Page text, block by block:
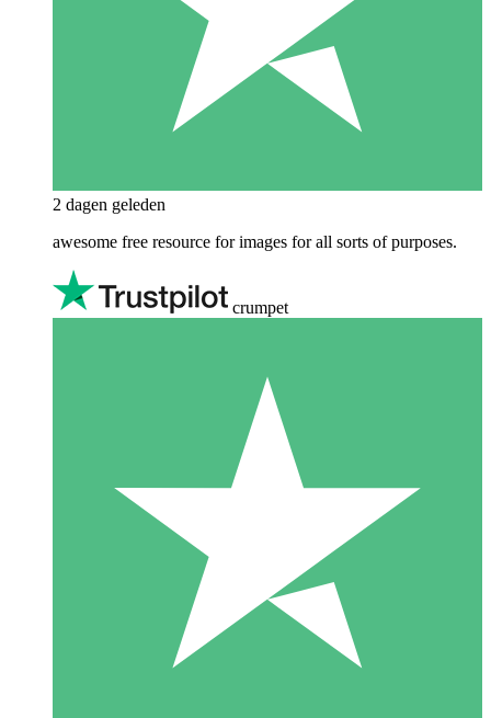
2 dagen geleden
awesome free resource for images for all sorts of purposes.
crumpet